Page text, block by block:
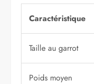
Caractéristique
Taille au garrot
Poids moyen